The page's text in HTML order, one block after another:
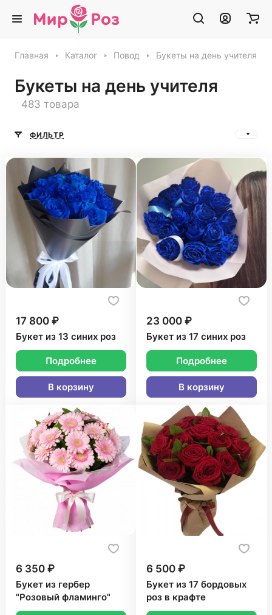
Главная Каталог Повод Букеты на день учителя
Букеты на день учителя
483 товара
ФИЛЬТР
17 800 ₽
Букет из 13 синих роз
Подробнее
В корзину
23 000 ₽
Букет из 17 синих роз
Подробнее
В корзину
6 350 ₽
Букет из гербер
"Розовый фламинго"
6 500 ₽
Букет из 17 бордовых
роз в крафте